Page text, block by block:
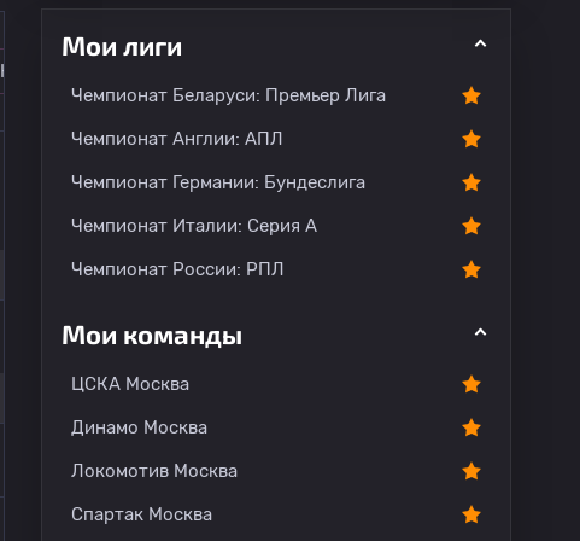
Комментарии
Мои лиги
Чемпионат Беларуси: Премьер Лига
Чемпионат Англии: АПЛ
Чемпионат Германии: Бундеслига
Чемпионат Италии: Серия А
Чемпионат России: РПЛ
Мои команды
ЦСКА Москва
Динамо Москва
Локомотив Москва
Спартак Москва